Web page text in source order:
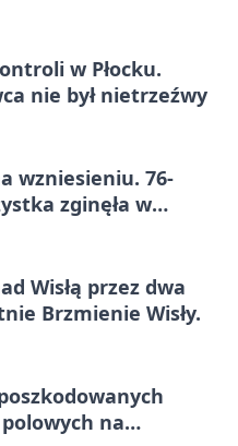
w Płocku.
nie był nietrzeźwy
wzniesieniu. 76-
zginęła w
Wisłą przez dwa
Brzmienie Wisły.
na